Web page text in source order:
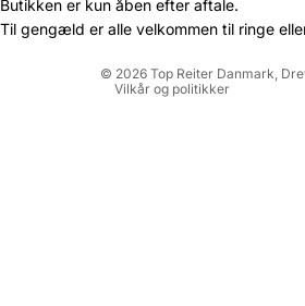
Butikken er kun åben efter aftale.
Til gengæld er alle velkommen til ringe
© 2026 Top Reiter Danmark ,
Vilkår og politikker